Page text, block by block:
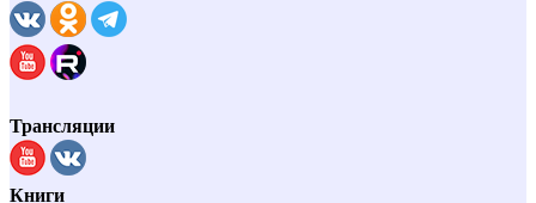
Трансляции
Книги